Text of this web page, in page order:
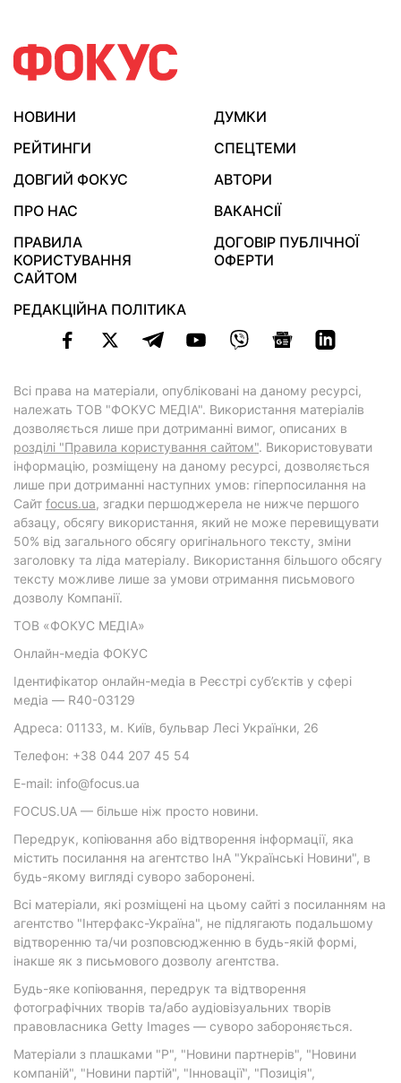
НОВИНИ
ДУМКИ
РЕЙТИНГИ
СПЕЦТЕМИ
ДОВГИЙ ФОКУС
АВТОРИ
ПРО НАС
ВАКАНСІЇ
ПРАВИЛА
КОРИСТУВАННЯ
САЙТОМ
ДОГОВІР ПУБЛІЧНОЇ
ОФЕРТИ
РЕДАКЦІЙНА ПОЛІТИКА
Всі права на матеріали, опубліковані на даному ресурсі,
належать ТОВ "ФОКУС МЕДІА". Використання матеріалів
дозволяється лише при дотриманні вимог, описаних в
розділі "Правила користування сайтом". Використовувати
інформацію, розміщену на даному ресурсі, дозволяється
лише при дотриманні наступних умов: гіперпосилання на
Cайт focus.ua, згадки першоджерела не нижче першого
абзацу, обсягу використання, який не може перевищувати
50% від загального обсягу оригінального тексту, зміни
заголовку та ліда матеріалу. Використання більшого обсягу
тексту можливе лише за умови отримання письмового
дозволу Компанії.
ТОВ «ФОКУС МЕДІА»
Онлайн-медіа ФОКУС
Ідентифікатор онлайн-медіа в Реєстрі суб’єктів у сфері
медіа — R40-03129
Адреса: 01133, м. Київ, бульвар Лесі Українки, 26
Телефон: +38 044 207 45 54
E-mail: info@focus.ua
FOCUS.UA — більше ніж просто новини.
Передрук, копіювання або відтворення інформації, яка
містить посилання на агентство ІнА "Українські Новини", в
будь-якому вигляді суворо заборонені.
Всі матеріали, які розміщені на цьому сайті з посиланням на
агентство "Інтерфакс-Україна", не підлягають подальшому
відтворенню та/чи розповсюдженню в будь-якій формі,
інакше як з письмового дозволу агентства.
Будь-яке копіювання, передрук та відтворення
фотографічних творів та/або аудіовізуальних творів
правовласника Getty Images — суворо забороняється.
Матеріали з плашками "Р", "Новини партнерів", "Новини
компаній", "Новини партій", "Інновації", "Позиція",